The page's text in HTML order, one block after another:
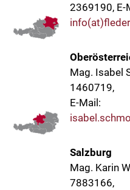
2369190, E-
Mag. Isabel
1460719,
E-Mail:
Salzburg
Mag. Karin
7883166,